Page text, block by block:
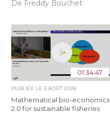
De Freddy Bouchet
01:34:47
PUBLIÉE LE3 AOÛT 2026
Mathematical bio-economics
2.0 for sustainable fisheries